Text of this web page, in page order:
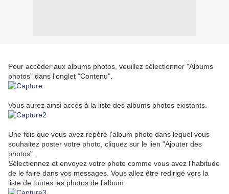
Pour accéder aux albums photos, veuillez sélectionner "Albums
photos" dans l'onglet "Contenu".
Vous aurez ainsi accès à la liste des albums photos existants.
Une fois que vous avez repéré l'album photo dans lequel vous
souhaitez poster votre photo, cliquez sur le lien "Ajouter des
photos".
Sélectionnez et envoyez votre photo comme vous avez l'habitude
de le faire dans vos messages. Vous allez être redirigé vers la
liste de toutes les photos de l'album.